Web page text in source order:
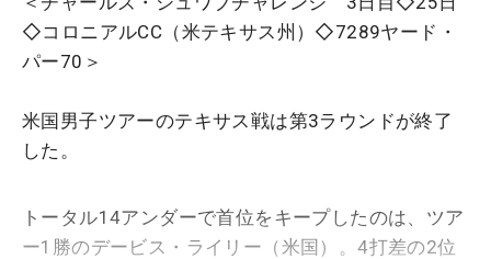
◇コロニアルCC（米テキサス州）◇7289ヤード・
パー70＞
米国男子ツアーのテキサス戦は第3ラウンドが終了
した。
トータル14アンダーで首位をキープしたのは、ツア
ー1勝のデービス・ライリー（米国）。4打差の2位